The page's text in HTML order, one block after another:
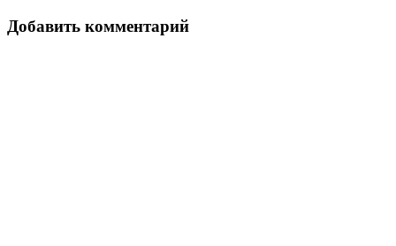
Добавить комментарий